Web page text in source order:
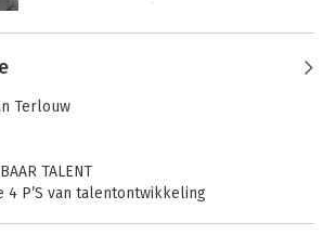
Wendbaar werken
Groningen voltooide hij de executive-
specialiseerde in de disciplines
voldoening en genoegen in een
notendop: ‘Het is een groot voorrecht
om mensen en teams een stap vooruit
te helpen. Bouwen aan talenten en
door Viktor Steijger
Terlouw
TALENT
4 P’S van talentontwikkeling